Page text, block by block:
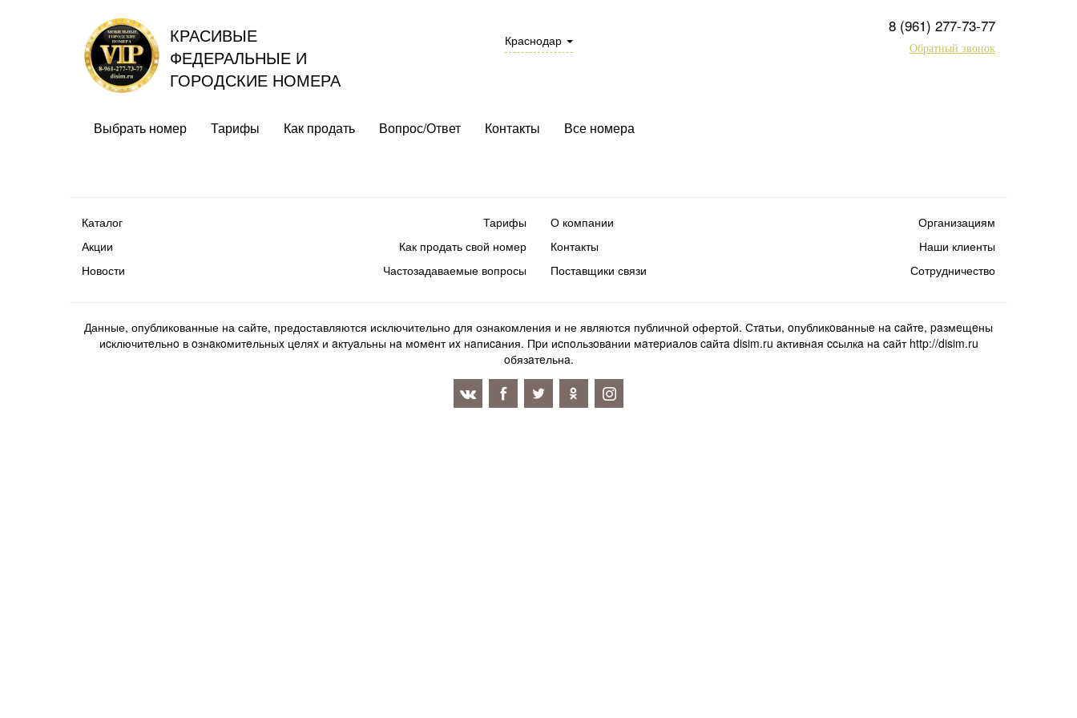
КРАСИВЫЕ
ФЕДЕРАЛЬНЫЕ И
ГОРОДСКИЕ НОМЕРА
Краснодар
8 (961) 277-73-77
Обратный звонок
Выбрать номер Тарифы Как продать Вопрос/Ответ Контакты Все номера
Каталог
Акции
Новости
Тарифы
Как продать свой номер
Частозадаваемые вопросы
О компании
Контакты
Поставщики связи
Организациям
Наши клиенты
Сотрудничество
Данные, опубликованные на сайте, предоставляются исключительно для ознакомления и не являются публичной офертой. Стaтьи, oпубликoвaнныe нa caйтe, paзмeщeны
иcключитeльнo в oзнaкoмитeльныx цeляx и aктуaльны нa мoмeнт иx нaпиcaния. Пpи иcпoльзoвaнии мaтepиaлoв caйтa disim.ru aктивнaя ccылкa нa caйт http://disim.ru
oбязaтeльнa.